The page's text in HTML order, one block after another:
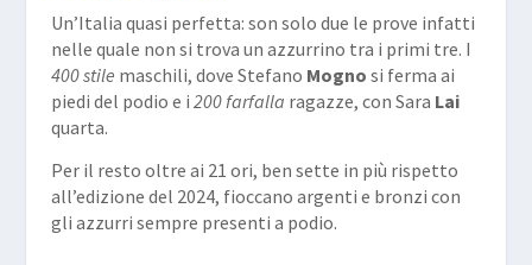
Un’Italia quasi perfetta: son solo due le prove infatti
nelle quale non si trova un azzurrino tra i primi tre. I
400 stile maschili, dove Stefano Mogno si ferma ai
piedi del podio e i 200 farfalla ragazze, con Sara Lai
quarta.
Per il resto oltre ai 21 ori, ben sette in più rispetto
all’edizione del 2024, fioccano argenti e bronzi con
gli azzurri sempre presenti a podio.